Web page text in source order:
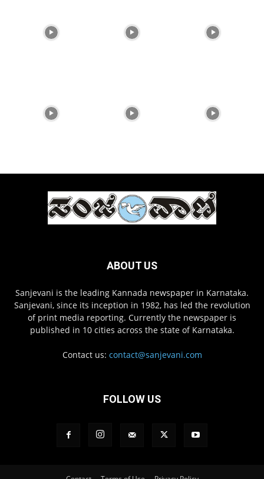
ABOUT US
Sanjevani is the leading Kannada newspaper in Karnataka.
Sanjevani, since its inception in 1982, has led the revolution
of print media reporting. Currently the newspaper is
published in 10 cities across the state of Karnataka.
Contact us: contact@sanjevani.com
FOLLOW US